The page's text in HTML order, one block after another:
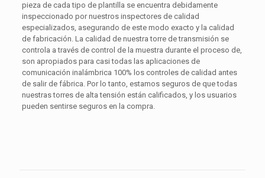
pieza de cada tipo de plantilla se encuentra debidamente
inspeccionado por nuestros inspectores de calidad
especializados, asegurando de este modo exacto y la calidad
de fabricación. La calidad de nuestra torre de transmisión se
controla a través de control de la muestra durante el proceso de,
son apropiados para casi todas las aplicaciones de
comunicación inalámbrica 100% los controles de calidad antes
de salir de fábrica. Por lo tanto, estamos seguros de que todas
nuestras torres de alta tensión están calificados, y los usuarios
pueden sentirse seguros en la compra.